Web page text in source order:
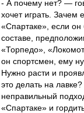
- А почему нет? —
хочет играть. Зачем
«Спартаке», если он
составе,
«Торпедо»,
он спортсмен, ему
Нужно расти и
это делать на
неправильный
«Спартаке» и